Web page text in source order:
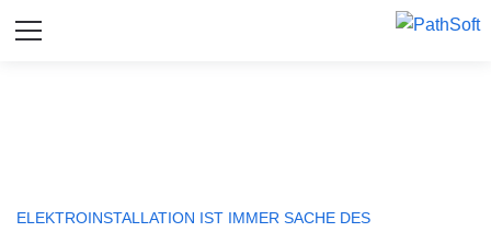
ELEKTROINSTALLATION IST IMMER SACHE DES